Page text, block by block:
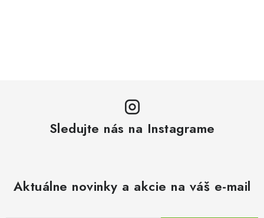
Sledujte nás na Instagrame
Aktuálne novinky a akcie na váš e-mail